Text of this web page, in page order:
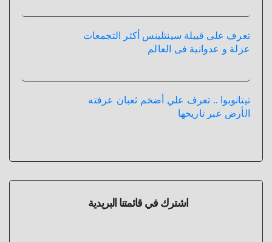
تعرف على قبيلة سينتلينس أكثر التجمعات
عزلة و عدوانية فى العالم
تيتانوبوا .. تعرف علي أضخم ثعبان عرفته
الأرض عبر تاريخها
اشترك في قائمتنا البريدية